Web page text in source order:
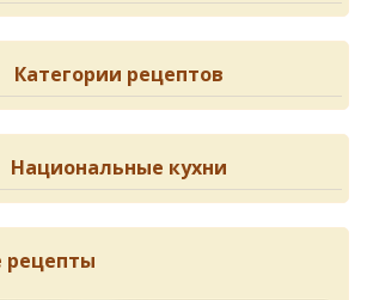
Категории рецептов
Национальные кухни
рецепты